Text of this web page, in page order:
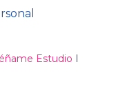
Estudio I